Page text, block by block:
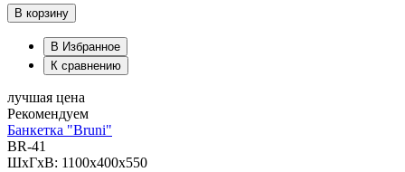
В корзину
В Избранное
К сравнению
лучшая цена
Рекомендуем
Банкетка "Bruni"
BR-41
ШхГхВ: 1100х400х550